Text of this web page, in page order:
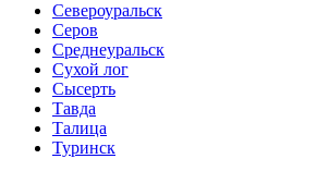
Североуральск
Серов
Среднеуральск
Сухой лог
Сысерть
Тавда
Талица
Туринск